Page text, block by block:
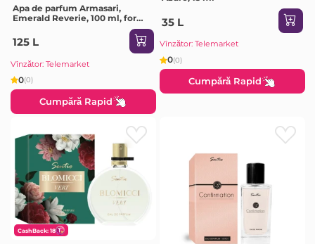
Apa de parfum Armasari,
Emerald Reverie, 100 ml, for
125 L
Vînzător: Telemarket
0(0)
Cumpără Rapid
35 L
Vînzător: Telemarket
0(0)
Cumpără Rapid
CashBack: 18